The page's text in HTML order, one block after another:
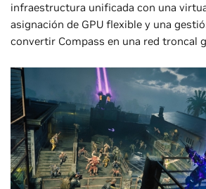
infraestructura unificada con una
asignación de GPU flexible y una
convertir Compass en una red troncal